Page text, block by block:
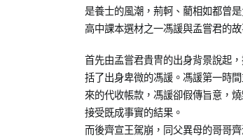
2013-
05-
兒
少
育
知
識
習
分
是養士的風潮，荊軻、藺相如都曾
高中課本選材之一馮諼與孟嘗君的
首先由孟嘗君貴冑的出身背景說起
括了出身卑微的馮諼。馮諼第一時
來的代收帳款，馮諼卻假傳旨意，
接受既成事實的結果。
而後齊宣王駕崩，同父異母的哥哥